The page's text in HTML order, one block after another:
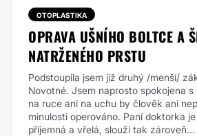
OTOPLASTIKA
OPRAVA UŠNÍHO BOLTCE A
NATRŽENÉHO PRSTU
Podstoupila jsem již druhý /menší/
Novotné. Jsem naprosto spokojena s
na ruce ani na uchu by člověk ani
minulosti operováno. Paní doktorka
příjemná a vřelá, slouží tak zároveň...